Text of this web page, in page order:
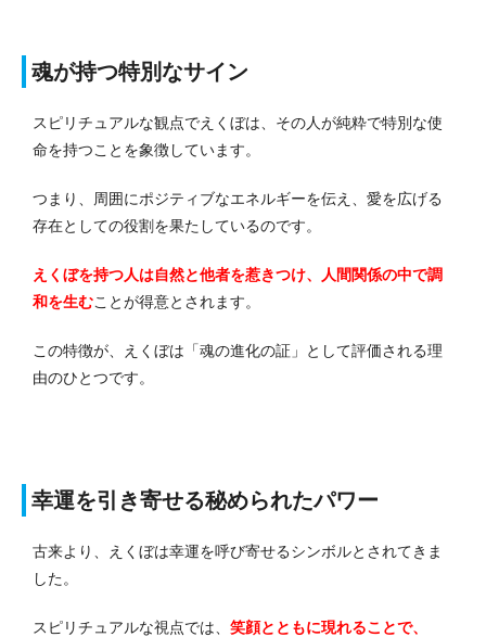
魂が持つ特別なサイン
スピリチュアルな観点でえくぼは、その人が純粋で特別な使
命を持つことを象徴しています。
つまり、周囲にポジティブなエネルギーを伝え、愛を広げる
存在としての役割を果たしているのです。
えくぼを持つ人は自然と他者を惹きつけ、人間関係の中で調
和を生むことが得意とされます。
この特徴が、えくぼは「魂の進化の証」として評価される理
由のひとつです。
幸運を引き寄せる秘められたパワー
古来より、えくぼは幸運を呼び寄せるシンボルとされてきま
した。
スピリチュアルな視点では、 笑顔とともに現れることで、